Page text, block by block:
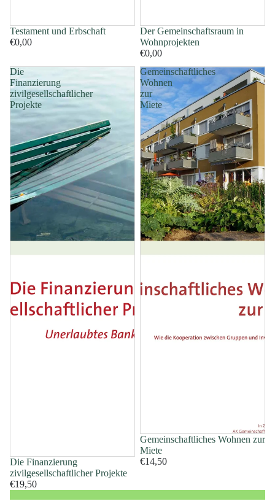
Testament und Erbschaft
€0,00
Der Gemeinschaftsraum in
Wohnprojekten
€0,00
Die
Finanzierung
zivilgesellschaftlicher
Projekte
Die Finanzierung
zivilgesellschaftlicher Projekte
€19,50
Gemeinschaftliches
Wohnen
zur
Miete
Gemeinschaftliches Wohnen zur
Miete
€14,50
AGB
Impressum